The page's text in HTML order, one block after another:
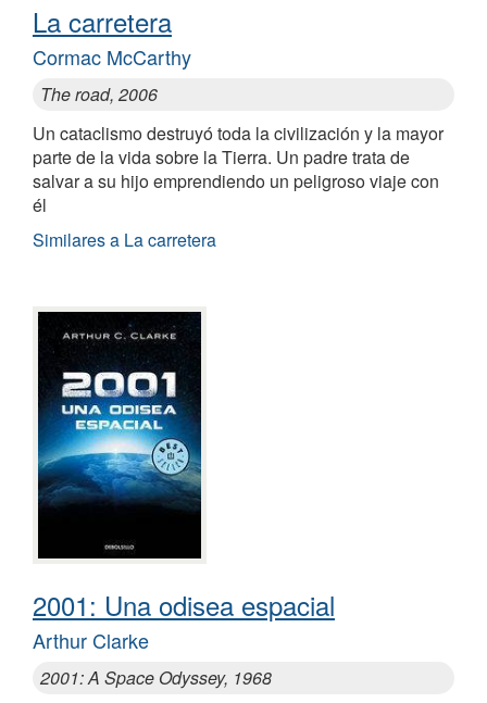
La carretera
Cormac McCarthy
The road, 2006
Un cataclismo destruyó toda la civilización y la mayor
parte de la vida sobre la Tierra. Un padre trata de
salvar a su hijo emprendiendo un peligroso viaje con
él
Similares a La carretera
2001: Una odisea espacial
Arthur Clarke
2001: A Space Odyssey, 1968